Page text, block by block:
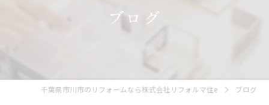
ブログ
千葉県市川市のリフォームなら株式会社リフォルマ住e ブログ